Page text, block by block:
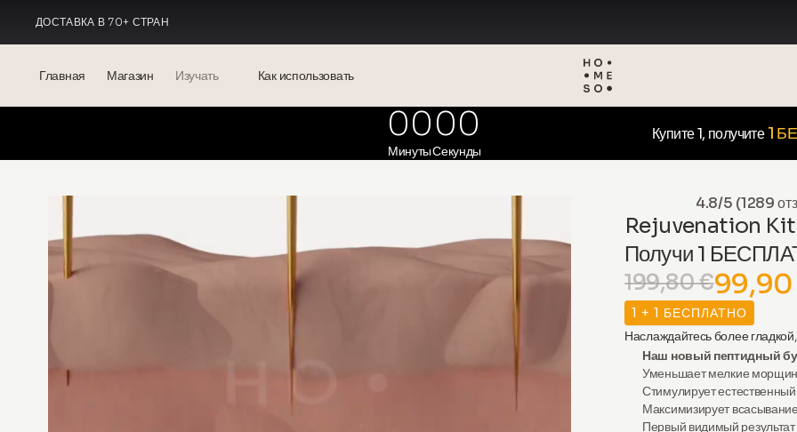
ДОСТАВКА В 70+ СТРАН
Главная Магазин Изучать
Events
® Сонированная гиалуроновая
Мезотерапия — наука и
theOnehydrocollagen
Часто задаваемые вопросы
Как использовать
00
Минуты
00
Секунды
Купите 1, получите1
4.8/5 (1289
Rejuvenation Kit
Получи 1
199,80 €
1 + 1 БЕСПЛАТНО
Наслаждайтесь более
Наш новый пептидный
Уменьшаетмелкие
Стимулирует
Максимизирует
Первый видимый результат